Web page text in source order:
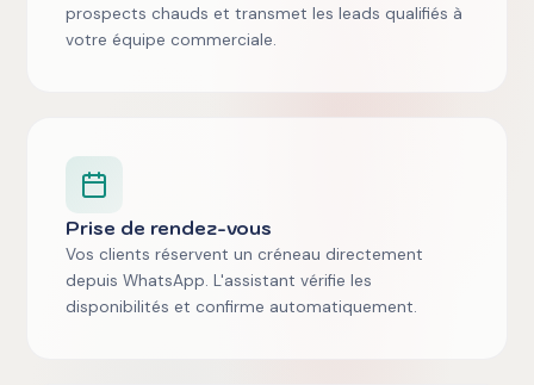
prospects chauds et transmet les leads qualifiés à
votre équipe commerciale.
Prise de rendez-vous
Vos clients réservent un créneau directement
depuis WhatsApp. L'assistant vérifie les
disponibilités et confirme automatiquement.